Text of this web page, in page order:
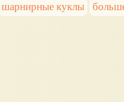
шарнирные куклы